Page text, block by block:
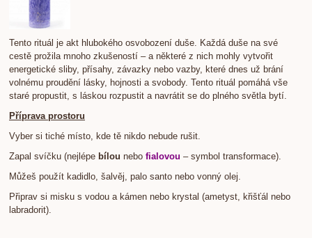
Tento rituál je akt hlubokého osvobození duše. Každá duše na své
cestě prožila mnoho zkušeností – a některé z nich mohly vytvořit
energetické sliby, přísahy, závazky nebo vazby, které dnes už brání
volnému proudění lásky, hojnosti a svobody. Tento rituál pomáhá vše
staré propustit, s láskou rozpustit a navrátit se do plného světla bytí.
Příprava prostoru
Vyber si tiché místo, kde tě nikdo nebude rušit.
Zapal svíčku (nejlépe bílou nebo fialovou – symbol transformace).
Můžeš použít kadidlo, šalvěj, palo santo nebo vonný olej.
Připrav si misku s vodou a kámen nebo krystal (ametyst, křišťál nebo
labradorit).